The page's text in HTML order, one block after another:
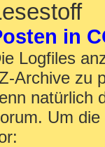
in
Logfiles
Archive zu
natürlich
Um